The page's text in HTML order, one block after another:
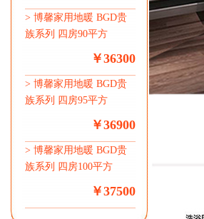
> 博馨家用地暖 BGD贵
族系列 四房90平方
￥36300
> 博馨家用地暖 BGD贵
族系列 四房95平方
￥36900
> 博馨家用地暖 BGD贵
族系列 四房100平方
￥37500